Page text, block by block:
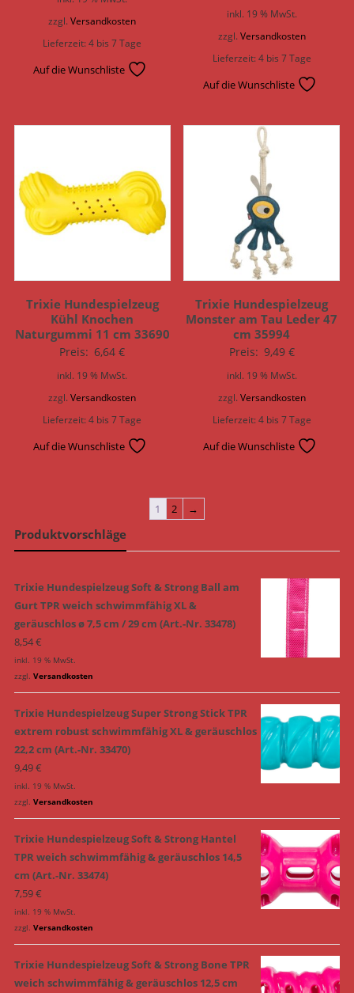
zzgl.Versandkosten
Lieferzeit:4 bis 7 Tage
Auf die Wunschliste
inkl. 19 % MwSt.
zzgl. Versandkosten
Lieferzeit:4 bis 7 Tage
Auf die Wunschliste
Trixie Hundespielzeug
Kühl Knochen
Naturgummi 11 cm 33690
Preis: 6,64€
inkl. 19 % MwSt.
zzgl.Versandkosten
Lieferzeit:4 bis 7 Tage
Auf die Wunschliste
Trixie Hundespielzeug
Monster am Tau Leder 47
cm 35994
Preis: 9,49 €
inkl. 19 % MwSt.
zzgl.Versandkosten
Lieferzeit:4 bis 7 Tage
Auf die Wunschliste
1 2 →
Produktvorschläge
Trixie Hundespielzeug Soft & Strong Ball am
Gurt TPR weich schwimmfähig XL &
geräuschlos ø 7,5 cm / 29 cm (Art.-Nr. 33478)
8,54€
inkl. 19 % MwSt.
zzgl. Versandkosten
Trixie Hundespielzeug Super Strong Stick TPR
extrem robust schwimmfähig XL & geräuschlos
22,2 cm (Art.-Nr. 33470)
9,49€
inkl. 19 % MwSt.
zzgl. Versandkosten
Trixie Hundespielzeug Soft & Strong Hantel
TPR weich schwimmfähig & geräuschlos 14,5
cm (Art.-Nr. 33474)
7,59€
inkl. 19 % MwSt.
zzgl. Versandkosten
Trixie Hundespielzeug Soft & Strong Bone TPR
weich schwimmfähig & geräuschlos 12,5 cm